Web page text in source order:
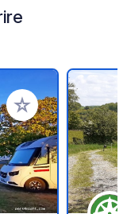
Aggiungi ai tuoi